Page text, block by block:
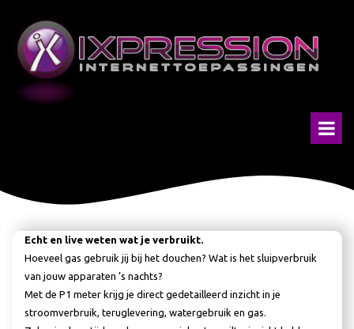
Echt en live weten wat je verbruikt.
Hoeveel gas gebruik jij bij het douchen? Wat is het sluipverbruik
van jouw apparaten ’s nachts?
Met de P1 meter krijg je direct gedetailleerd inzicht in je
stroomverbruik, teruglevering, watergebruik en gas.